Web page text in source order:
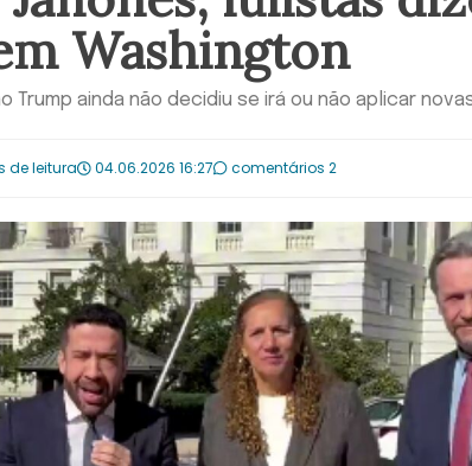
Washington
ainda não decidiu se irá ou não aplicar
de leitura 04.06.2026 16:27 comentários 2